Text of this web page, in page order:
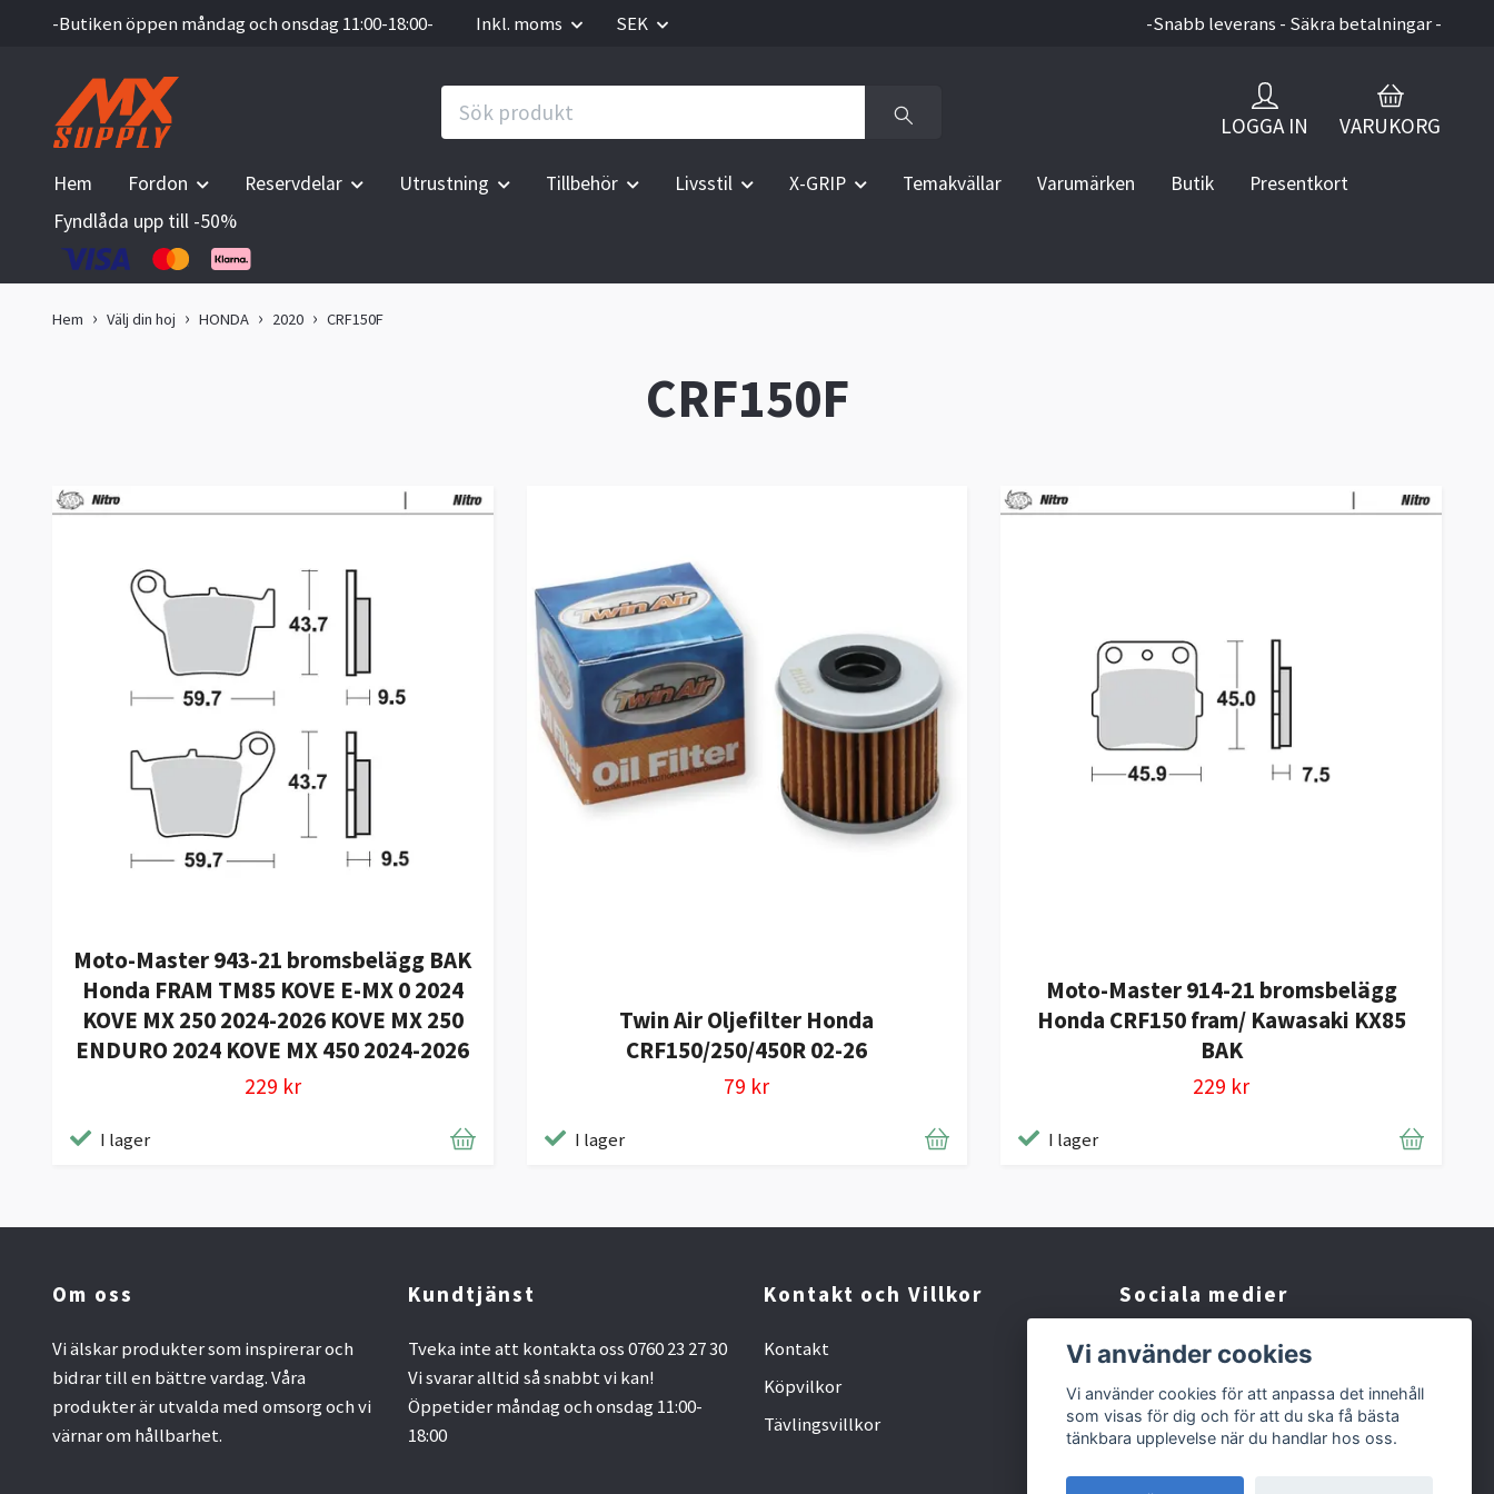
-Butiken öppen måndag och onsdag 11:00-18:00- Inkl. moms SEK -Snabb leverans - Säkra betalningar -
LOGGA IN VARUKORG
Hem Fordon Reservdelar Utrustning Tillbehör Livsstil X-GRIP Temakvällar Varumärken Butik
Presentkort
Fyndlåda upp till -50%
Hem Välj din hoj HONDA 2020 CRF150F
CRF150F
Moto-Master 943-21 bromsbelägg BAK
Honda FRAM TM85 KOVE E-MX 0 2024
KOVE MX 250 2024-2026 KOVE MX 250
ENDURO 2024 KOVE MX 450 2024-2026
229 kr
I lager
Twin Air Oljefilter Honda
CRF150/250/450R 02-26
79 kr
I lager
Moto-Master 914-21 bromsbelägg
Honda CRF150 fram/ Kawasaki KX85
BAK
229 kr
I lager
Om oss
Vi älskar produkter som inspirerar och
bidrar till en bättre vardag. Våra
produkter är utvalda med omsorg och vi
värnar om hållbarhet.
Kundtjänst
Tveka inte att kontakta oss 0760 23 27 30
Vi svarar alltid så snabbt vi kan!
Öppetider måndag och onsdag 11:00-
18:00
Kontakt och Villkor
Kontakt
Köpvilkor
Tävlingsvillkor
Sociala medier
Facebook
Instagram
TikTok
Vi använder cookies
Vi använder cookies för att anpassa det innehåll
som visas för dig och för att du ska få bästa
tänkbara upplevelse när du handlar hos oss.